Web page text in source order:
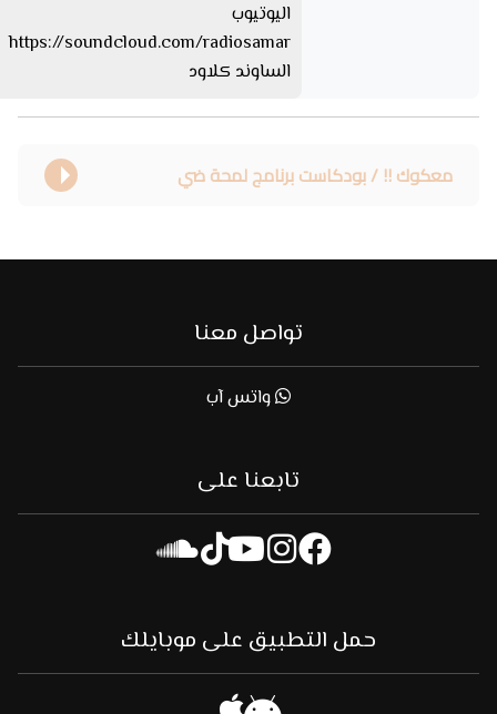
اليوتيوب
https://soundcloud.com/radiosamar
الساوند كلاود
معكوك !! / بودكاست برنامج لمحة ضي
تواصل معنا
واتس آب
تابعنا على
حمل التطبيق على موبايلك